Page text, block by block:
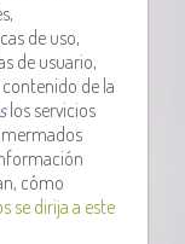
de uso,
de usuario,
de la
los servicios
cómo
se dirija a este